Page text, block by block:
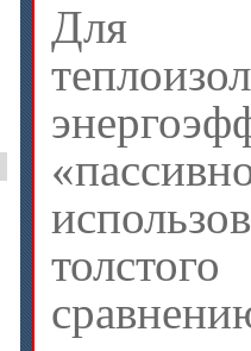
Для